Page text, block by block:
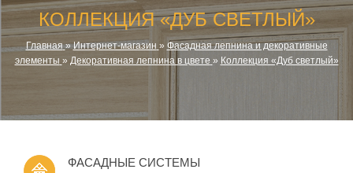
КОЛЛЕКЦИЯ «ДУБ СВЕТЛЫЙ»
Главная »Интернет-магазин » Фасадная лепнина и декоративные
элементы » Декоративная лепнина в цвете » Коллекция «Дуб светлый»
ФАСАДНЫЕ СИСТЕМЫ